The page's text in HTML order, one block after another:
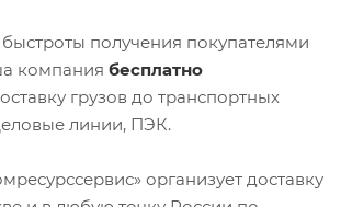
получения покупателями
компания бесплатно
грузов до транспортных
линии, ПЭК.
организует доставку